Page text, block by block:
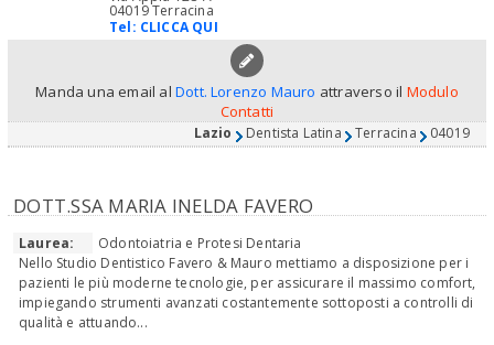
04019 Terracina
Tel: CLICCA QUI
Manda una email al Dott. Lorenzo Mauro attraverso il Modulo
Contatti
Lazio Dentista Latina Terracina 04019
DOTT.SSA MARIA INELDA FAVERO
Laurea:
Odontoiatria e Protesi Dentaria
Nello Studio Dentistico Favero & Mauro mettiamo a disposizione per i
pazienti le più moderne tecnologie, per assicurare il massimo comfort,
impiegando strumenti avanzati costantemente sottoposti a controlli di
qualità e attuando...